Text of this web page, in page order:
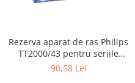
Gaming, Carti & Birotica
Console, Jocuri & Accesorii
Ingrijire personala & Cosmetice
Rezerva aparat de ras Philips
TT2000/43 pentru seriile
Bodygroom 3000/5000/7000 si
90,58 Lei